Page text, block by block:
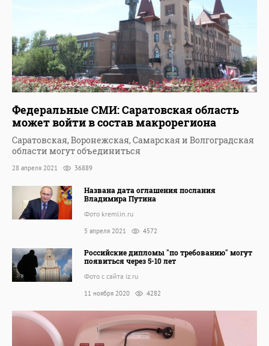
Федеральные СМИ: Саратовская область
может войти в состав макрорегиона
Саратовская, Воронежская, Самарская и Волгоградская
области могут объединиться
28 апреля 2021 36889
Названа дата оглашения послания
Владимира Путина
Фото kremlin.ru
5 апреля 2021 4572
Российские дипломы "по требованию" могут
появиться через 5-10 лет
Фото с сайта iz.ru
11 ноября 2020 4282